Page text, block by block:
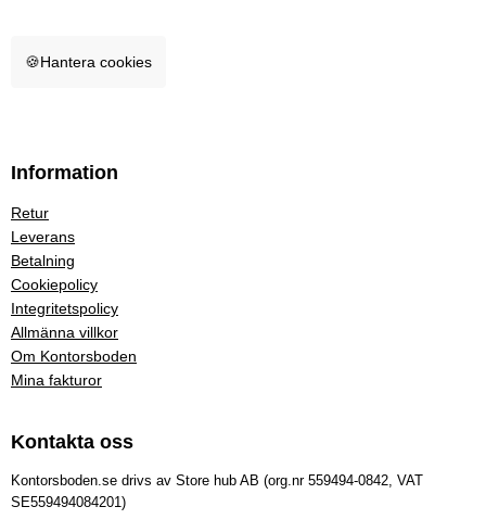
🍪Hantera cookies
Information
Retur
Leverans
Betalning
Cookiepolicy
Integritetspolicy
Allmänna villkor
Om Kontorsboden
Mina fakturor
Kontakta oss
Kontorsboden.se drivs av Store hub AB (org.nr 559494-0842, VAT
SE559494084201)